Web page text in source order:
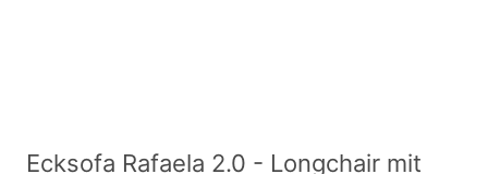
Ecksofa Rafaela 2.0 - Longchair mit